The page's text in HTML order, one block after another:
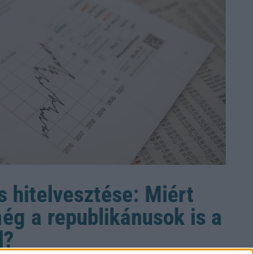
hitelvesztése: Miért
a republikánusok is a